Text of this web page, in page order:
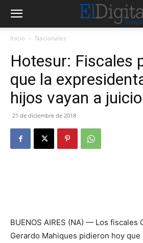
Inicio Nacionales
Hotesur: Fiscales
que la
hijos vayan a juicio
21 de diciembre de 2018
BUENOS AIRES (NA) — Los fiscales
Gerardo Mahiques pidieron hoy